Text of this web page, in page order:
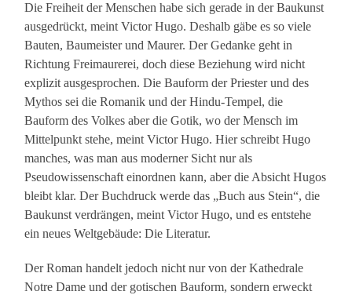
Die Freiheit der Menschen habe sich gerade in der Baukunst
ausgedrückt, meint Victor Hugo. Deshalb gäbe es so viele
Bauten, Baumeister und Maurer. Der Gedanke geht in
Richtung Freimaurerei, doch diese Beziehung wird nicht
explizit ausgesprochen. Die Bauform der Priester und des
Mythos sei die Romanik und der Hindu-Tempel, die
Bauform des Volkes aber die Gotik, wo der Mensch im
Mittelpunkt stehe, meint Victor Hugo. Hier schreibt Hugo
manches, was man aus moderner Sicht nur als
Pseudowissenschaft einordnen kann, aber die Absicht Hugos
bleibt klar. Der Buchdruck werde das „Buch aus Stein“, die
Baukunst verdrängen, meint Victor Hugo, und es entstehe
ein neues Weltgebäude: Die Literatur.
Der Roman handelt jedoch nicht nur von der Kathedrale
Notre Dame und der gotischen Bauform, sondern erweckt